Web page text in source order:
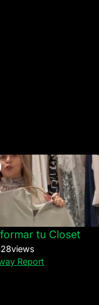
tu Closet
views
Report